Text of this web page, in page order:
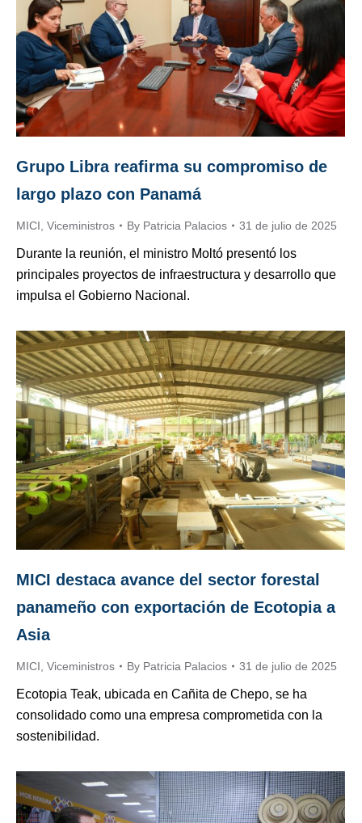
Grupo Libra reafirma su compromiso de
largo plazo con Panamá
MICI Viceministros By Patricia Palacios 31 de julio de 2025
Durante la reunión, el ministro Moltó presentó los
principales proyectos de infraestructura y desarrollo que
impulsa el Gobierno Nacional.
MICI destaca avance del sector forestal
panameño con exportación de Ecotopia a
Asia
MICI Viceministros By Patricia Palacios 31 de julio de 2025
Ecotopia Teak, ubicada en Cañita de Chepo, se ha
consolidado como una empresa comprometida con la
sostenibilidad.